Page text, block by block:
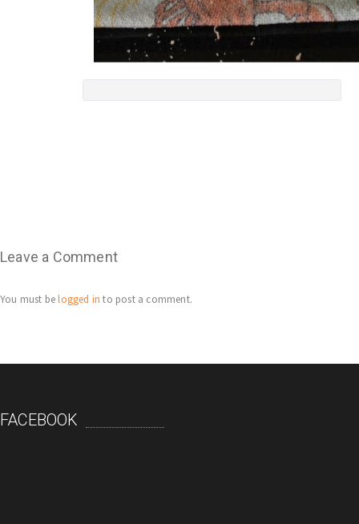
Leave a Comment
You must belogged in to post a comment.
FACEBOOK